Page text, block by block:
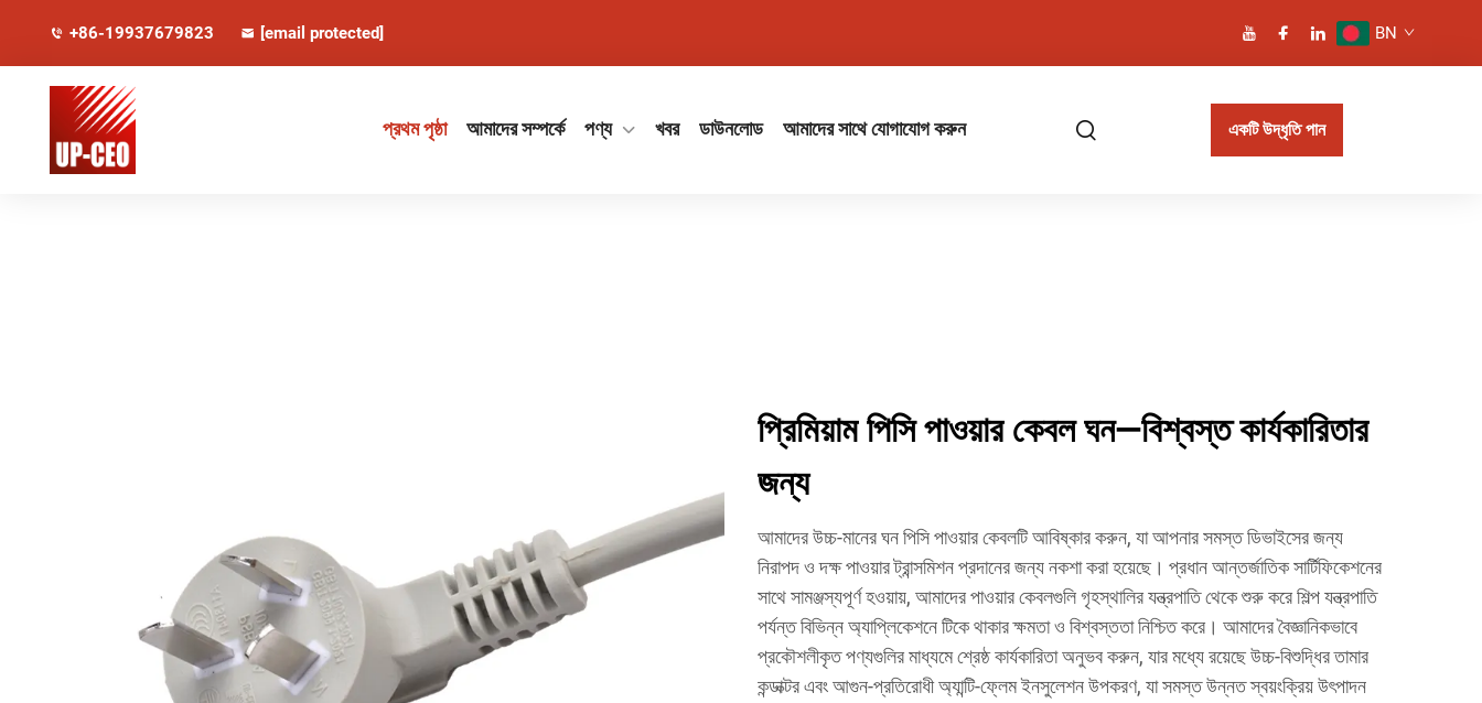
+86-19937679823 [email protected] BN
প্রথম পৃষ্ঠা আমাদের সম্পর্কে পণ্য খবর ডাউনলোড আমাদের সাথে যোগাযোগ করুন একটি উদ্ধৃতি পান
প্রিমিয়াম পিসি পাওয়ার কেবল ঘন—বিশ্বস্ত কার্যকারিতার
জন্য
আমাদের উচ্চ-মানের ঘন পিসি পাওয়ার কেবলটি আবিষ্কার করুন, যা আপনার সমস্ত ডিভাইসের জন্য
নিরাপদ ও দক্ষ পাওয়ার ট্রান্সমিশন প্রদানের জন্য নকশা করা হয়েছে। প্রধান আন্তর্জাতিক সার্টিফিকেশনের
সাথে সামঞ্জস্যপূর্ণ হওয়ায়, আমাদের পাওয়ার কেবলগুলি গৃহস্থালির যন্ত্রপাতি থেকে শুরু করে শিল্প যন্ত্রপাতি
পর্যন্ত বিভিন্ন অ্যাপ্লিকেশনে টিকে থাকার ক্ষমতা ও বিশ্বস্ততা নিশ্চিত করে। আমাদের বৈজ্ঞানিকভাবে
প্রকৌশলীকৃত পণ্যগুলির মাধ্যমে শ্রেষ্ঠ কার্যকারিতা অনুভব করুন, যার মধ্যে রয়েছে উচ্চ-বিশুদ্ধির তামার
কন্ডাক্টর এবং আগুন-প্রতিরোধী অ্যান্টি-ফ্লেম ইনসুলেশন উপকরণ, যা সমস্ত উন্নত স্বয়ংক্রিয় উৎপাদন